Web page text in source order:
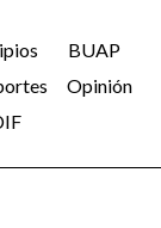
BUAP
Opinión